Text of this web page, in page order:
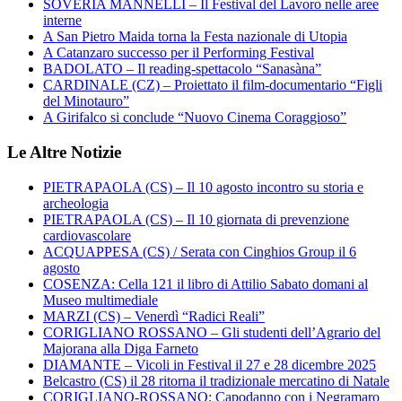
SOVERIA MANNELLI – Il Festival del Lavoro nelle aree
interne
A San Pietro Maida torna la Festa nazionale di Utopia
A Catanzaro successo per il Performing Festival
BADOLATO – Il reading-spettacolo “Sanasàna”
CARDINALE (CZ) – Proiettato il film-documentario “Figli
del Minotauro”
A Girifalco si conclude “Nuovo Cinema Coraggioso”
Le Altre Notizie
PIETRAPAOLA (CS) – Il 10 agosto incontro su storia e
archeologia
PIETRAPAOLA (CS) – Il 10 giornata di prevenzione
cardiovascolare
ACQUAPPESA (CS) / Serata con Cinghios Group il 6
agosto
COSENZA: Cella 121 il libro di Attilio Sabato domani al
Museo multimediale
MARZI (CS) – Venerdì “Radici Reali”
CORIGLIANO ROSSANO – Gli studenti dell’Agrario del
Majorana alla Diga Farneto
DIAMANTE – Vicoli in Festival il 27 e 28 dicembre 2025
Belcastro (CS) il 28 ritorna il tradizionale mercatino di Natale
CORIGLIANO-ROSSANO: Capodanno con i Negramaro